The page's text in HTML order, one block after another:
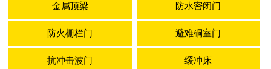
金属顶梁 防水密闭门
防火栅栏门 避难硐室门
抗冲击波门 缓冲床